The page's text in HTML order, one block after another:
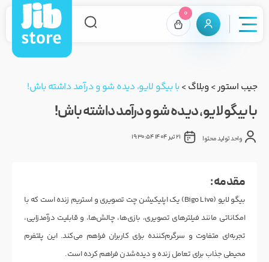
0
جیب استور>وبلاگ >با بیگو لایو، دیده شو و درآمد داشته باش!
با بیگو لایو، دیده شو و درآمد داشته باش!
واحد تولید محتوا 21 تیر 1404 19:30:54
مقدمه :
بیگو لایو (Bigo Live) یک اپلیکیشن چت تصویری و استریم زنده است که با
امکاناتی مانند فیلترهای تصویری، بازی‌ها، چالش‌ها، و قابلیت درآمدزایی،
تجربه‌ای متفاوت و سرگرم‌کننده برای کاربران فراهم می‌کند. این پلتفرم
محیطی جذاب برای تعامل زنده و دیده‌شدن فراهم کرده است.